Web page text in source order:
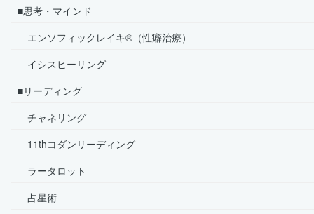
■思考・マインド
エンソフィックレイキ®（性癖治療）
イシスヒーリング
■リーディング
チャネリング
11thコダンリーディング
ラータロット
占星術